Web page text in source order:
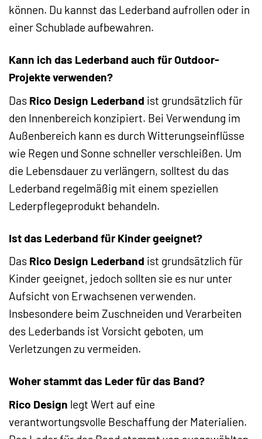
können. Du kannst das Lederband aufrollen oder in
einer Schublade aufbewahren.
Kann ich das Lederband auch für Outdoor-
Projekte verwenden?
Das Rico Design Lederband ist grundsätzlich für
den Innenbereich konzipiert. Bei Verwendung im
Außenbereich kann es durch Witterungseinflüsse
wie Regen und Sonne schneller verschleißen. Um
die Lebensdauer zu verlängern, solltest du das
Lederband regelmäßig mit einem speziellen
Lederpflegeprodukt behandeln.
Ist das Lederband für Kinder geeignet?
Das Rico Design Lederband ist grundsätzlich für
Kinder geeignet, jedoch sollten sie es nur unter
Aufsicht von Erwachsenen verwenden.
Insbesondere beim Zuschneiden und Verarbeiten
des Lederbands ist Vorsicht geboten, um
Verletzungen zu vermeiden.
Woher stammt das Leder für das Band?
Rico Design legt Wert auf eine
verantwortungsvolle Beschaffung der Materialien.